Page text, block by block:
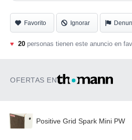
Favorito Ignorar
♥ 20 personas tienen este anuncio en
OFERTAS EN
Positive Grid Spark Mini PW